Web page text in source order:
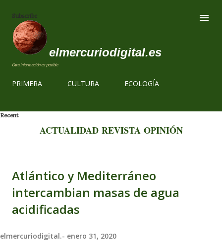
Subscribe
elmercuriodigital.es
Otra información es posible
PRIMERA CULTURA ECOLOGÍA
Recent
ACTUALIDAD REVISTA OPINIÓN
Atlántico y Mediterráneo
intercambian masas de agua
acidificadas
elmercuriodigital.- enero 31, 2020